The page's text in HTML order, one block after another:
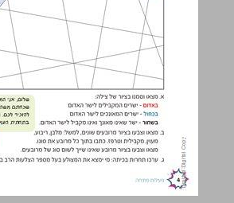
א. מצולעים – חזרה והעמקה ... 5